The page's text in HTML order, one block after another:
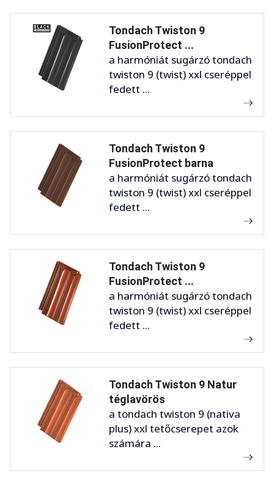
Tondach Twiston 9
FusionProtect ...
a harmóniát sugárzó tondach
twiston 9 (twist) xxl cseréppel
fedett ...
Tondach Twiston 9
FusionProtect barna
a harmóniát sugárzó tondach
twiston 9 (twist) xxl cseréppel
fedett ...
Tondach Twiston 9
FusionProtect ...
a harmóniát sugárzó tondach
twiston 9 (twist) xxl cseréppel
fedett ...
Tondach Twiston 9 Natur
téglavörös
a tondach twiston 9 (nativa
plus) xxl tetőcserepet azok
számára ...